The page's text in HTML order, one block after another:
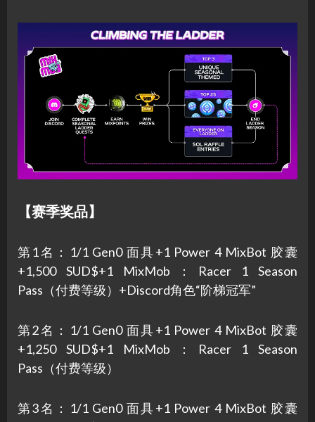
【赛季奖品】
第1名：1/1 Gen0 面具+1 Power 4 MixBot 胶囊
+1,500 SUD$+1 MixMob：Racer 1 Season
Pass（付费等级）+Discord角色“阶梯冠军”
第2名：1/1 Gen0 面具+1 Power 4 MixBot 胶囊
+1,250 SUD$+1 MixMob：Racer 1 Season
Pass（付费等级）
第3名：1/1 Gen0 面具+1 Power 4 MixBot 胶囊